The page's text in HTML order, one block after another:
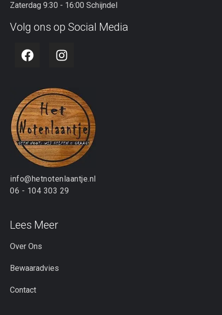
Zaterdag 9:30 - 16:00 Schijndel
Volg ons op Social Media
info@hetnotenlaantje.nl
06 - 104 303 29
Lees Meer
Over Ons
Bewaaradvies
Contact